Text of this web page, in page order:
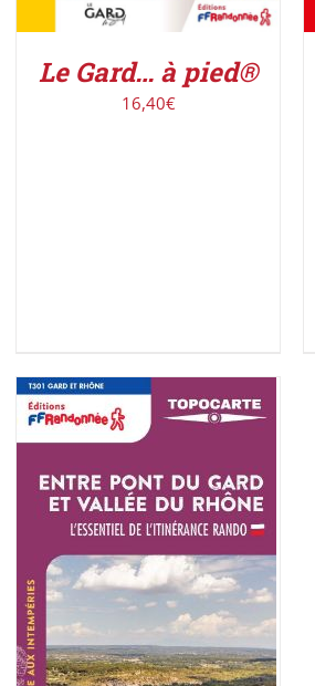
Le Gard… à pied®
16,40€
ACHETER LE PRODUIT
/